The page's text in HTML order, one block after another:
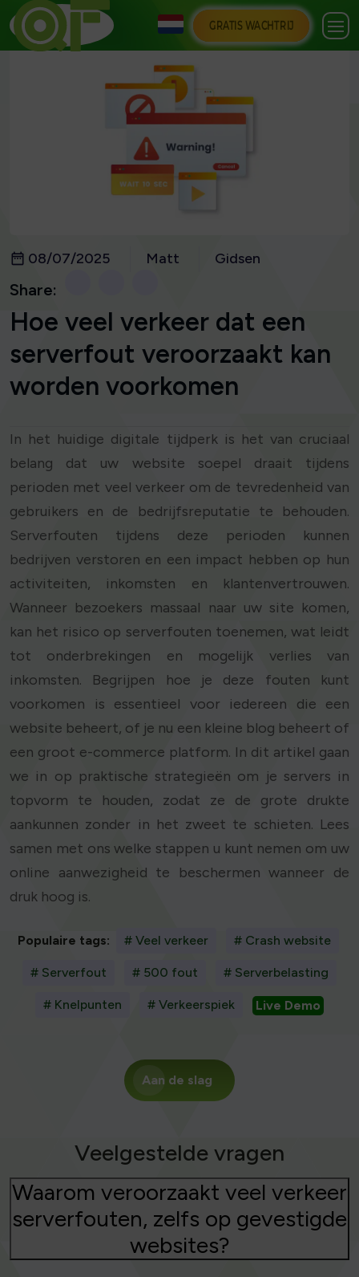
GRATIS WACHTRIJ
08/07/2025 Matt Gidsen
Share:
Hoe veel verkeer dat een
serverfout veroorzaakt kan
worden voorkomen
In het huidige digitale tijdperk is het van cruciaal
belang dat uw website soepel draait tijdens
perioden met veel verkeer om de tevredenheid van
gebruikers en de bedrijfsreputatie te behouden.
Serverfouten tijdens deze perioden kunnen
bedrijven verstoren en een impact hebben op hun
activiteiten, inkomsten en klantenvertrouwen.
Wanneer bezoekers massaal naar uw site komen,
kan het risico op serverfouten toenemen, wat leidt
tot onderbrekingen en mogelijk verlies van
inkomsten. Begrijpen hoe je deze fouten kunt
voorkomen is essentieel voor iedereen die een
website beheert, of je nu een kleine blog beheert of
een groot e-commerce platform. In dit artikel gaan
we in op praktische strategieën om je servers in
topvorm te houden, zodat ze de grote drukte
aankunnen zonder in het zweet te schieten. Lees
samen met ons welke stappen u kunt nemen om uw
online aanwezigheid te beschermen wanneer de
druk hoog is.
Populaire tags: # Veel verkeer # Crash website
# Serverfout # 500 fout # Serverbelasting
# Knelpunten # Verkeerspiek Live Demo
Aan de slag
Veelgestelde vragen
Waarom veroorzaakt veel verkeer
serverfouten, zelfs op gevestigde
websites?